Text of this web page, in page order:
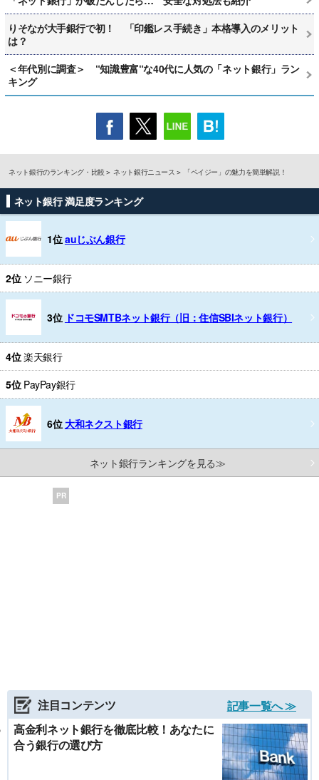
りそなが大手銀行で初！ 「印鑑レス手続き」本格導入のメリット
は？
＜年代別に調査＞ “知識豊富“な40代に人気の「ネット銀行」ラン
キング
ネット銀行のランキング・比較 ネット銀行ニュース 「ペイジー」の魅力を簡単解説！
ネット銀行 満足度ランキング
1位auじぶん銀行
2位 ソニー銀行
3位 ドコモSMTBネット銀行（旧：住信SBIネット銀行）
4位楽天銀行
5位 PayPay銀行
6位 大和ネクスト銀行
ネット銀行ランキングを見る≫
PR
注目コンテンツ
記事一覧へ ≫
高金利ネット銀行を徹底比較！あなたに
合う銀行の選び方